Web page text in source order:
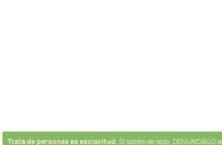
Trata de personas es esclavitud. Si sabés de algo, DENUNCIALO